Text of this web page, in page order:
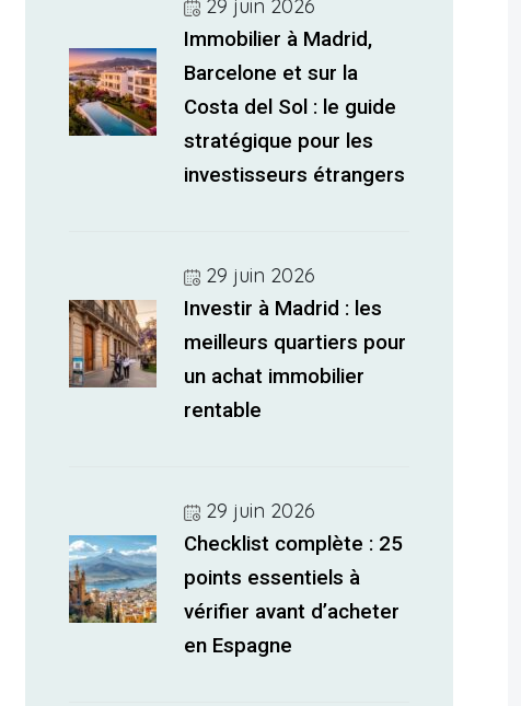
29 juin 2026
Immobilier à Madrid,
Barcelone et sur la
Costa del Sol : le guide
stratégique pour les
investisseurs étrangers
29 juin 2026
Investir à Madrid : les
meilleurs quartiers pour
un achat immobilier
rentable
29 juin 2026
Checklist complète : 25
points essentiels à
vérifier avant d’acheter
en Espagne